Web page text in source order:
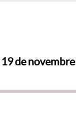
19 de novembre